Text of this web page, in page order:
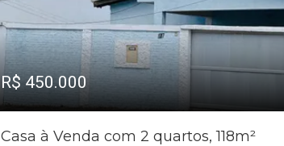
R$ 450.000
Casa à Venda com 2 quartos, 118m²